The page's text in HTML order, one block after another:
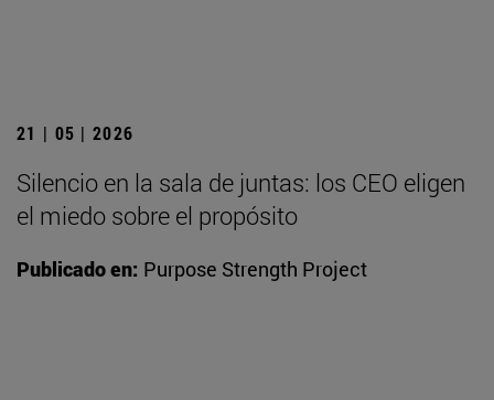
21 | 05 | 2026
Silencio en la sala de juntas: los CEO eligen
el miedo sobre el propósito
Publicado en: Purpose Strength Project